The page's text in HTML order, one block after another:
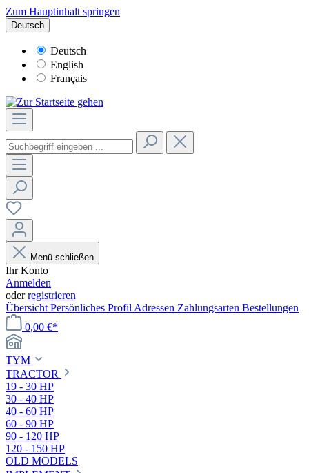
Zum Hauptinhalt springen
Deutsch
Deutsch
English
Français
Menü schließen
Ihr Konto
Anmelden
oderregistrieren
Übersicht Persönliches Profil Adressen Zahlungsarten Bestellungen
0,00 €*
TYM
TRACTOR
19 - 30 HP
30 - 40 HP
40 - 60 HP
60 - 90 HP
90 - 120 HP
120 - 150 HP
OLD MODELS